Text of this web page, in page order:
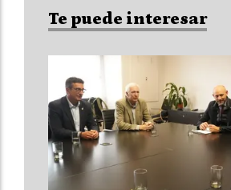
Te puede interesar